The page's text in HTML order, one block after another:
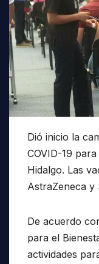
Dió inicio la
COVID-19
Hidalgo. Las
AstraZeneca y
De acuerdo
para el
actividades